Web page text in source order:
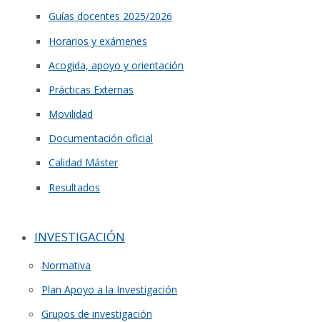
Guías docentes 2025/2026
Horarios y exámenes
Acogida, apoyo y orientación
Prácticas Externas
Movilidad
Documentación oficial
Calidad Máster
Resultados
INVESTIGACIÓN
Normativa
Plan Apoyo a la Investigación
Grupos de investigación